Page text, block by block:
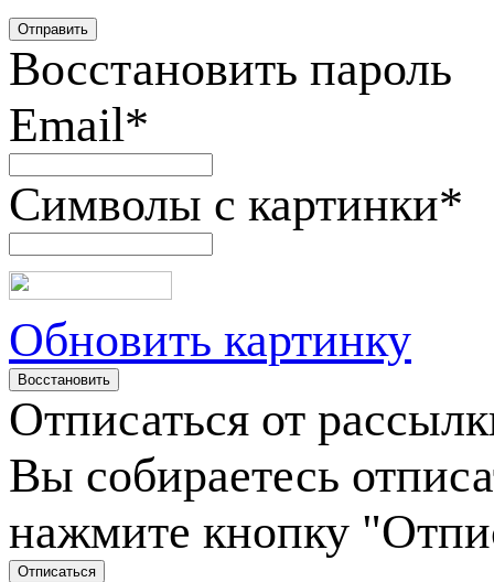
Восстановить пароль
Email*
Символы с картинки*
Обновить картинку
Отписаться от
Вы собираетесь
нажмите кнопку